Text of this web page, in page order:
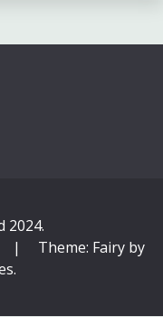
2024.
|
Theme: Fairy by
.